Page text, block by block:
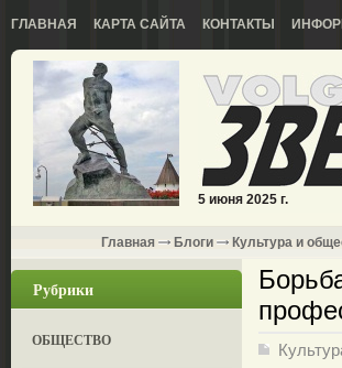
ГЛАВНАЯ КАРТА САЙТА КОНТАКТЫ
5 июня 2025 г.
Главная Блоги Культура и
Рубрики
ОБЩЕСТВО